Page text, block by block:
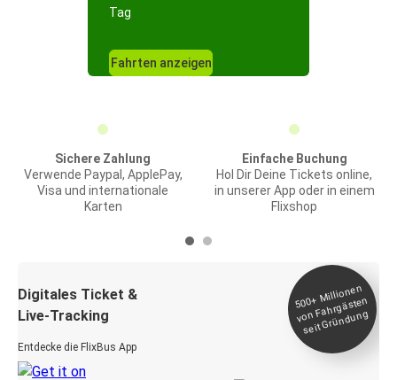
Tag
Fahrten anzeigen
Sichere Zahlung
Verwende Paypal, ApplePay,
Visa und internationale
Karten
Einfache Buchung
Hol Dir Deine Tickets online,
in unserer App oder in einem
Flixshop
Digitales Ticket &
Live-Tracking
Entdecke die FlixBus App
500+
Millionen
von Fahrgästen
seit
Gründung